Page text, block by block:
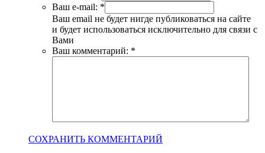
Ваш e-mail: *
Ваш email не будет нигде публиковаться на сайте
и будет использоваться исключительно для связи с
Вами
Ваш комментарий: *
СОХРАНИТЬ КОММЕНТАРИЙ